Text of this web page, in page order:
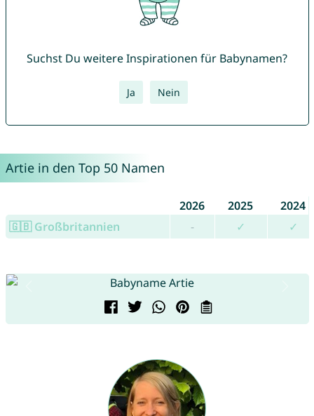
Suchst Du weitere Inspirationen für Babynamen?
Ja Nein
Artie in den Top 50 Namen
2026 2025
2024
🇬🇧 Großbritannien
- ✓ ✓